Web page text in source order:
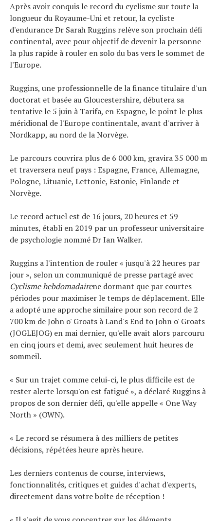
Après avoir conquis le record du cyclisme sur toute la
longueur du Royaume-Uni et retour, la cycliste
d'endurance Dr Sarah Ruggins relève son prochain défi
continental, avec pour objectif de devenir la personne
la plus rapide à rouler en solo du bas vers le sommet de
l'Europe.
Ruggins, une professionnelle de la finance titulaire d'un
doctorat et basée au Gloucestershire, débutera sa
tentative le 5 juin à Tarifa, en Espagne, le point le plus
méridional de l'Europe continentale, avant d'arriver à
Nordkapp, au nord de la Norvège.
Le parcours couvrira plus de 6 000 km, gravira 35 000 m
et traversera neuf pays : Espagne, France, Allemagne,
Pologne, Lituanie, Lettonie, Estonie, Finlande et
Norvège.
Le record actuel est de 16 jours, 20 heures et 59
minutes, établi en 2019 par un professeur universitaire
de psychologie nommé Dr Ian Walker.
Ruggins a l'intention de rouler « jusqu'à 22 heures par
jour », selon un communiqué de presse partagé avec
Cyclisme hebdomadairene dormant que par courtes
périodes pour maximiser le temps de déplacement. Elle
a adopté une approche similaire pour son record de 2
700 km de John o' Groats à Land's End to John o' Groats
(JOGLEJOG) en mai dernier, qu'elle avait alors parcouru
en cinq jours et demi, avec seulement huit heures de
sommeil.
« Sur un trajet comme celui-ci, le plus difficile est de
rester alerte lorsqu'on est fatigué », a déclaré Ruggins à
propos de son dernier défi, qu'elle appelle « One Way
North » (OWN).
« Le record se résumera à des milliers de petites
décisions, répétées heure après heure.
Les derniers contenus de course, interviews,
fonctionnalités, critiques et guides d'achat d'experts,
directement dans votre boîte de réception !
Tests de produits
Conseils
Tendances
Tous nos articles
À propos